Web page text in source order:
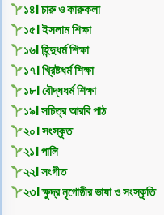
১৪। চারু ও কারুকলা
১৫। ইসলাম শিক্ষা
১৬। হিন্দুধর্ম শিক্ষা
১৭। খ্রিষ্টধর্ম শিক্ষা
১৮। বৌদ্ধধর্ম শিক্ষা
১৯। সচিত্র আরবি পাঠ
২০। সংস্কৃত
২১। পালি
২২। সংগীত
২৩। ক্ষুদ্র নৃগোষ্ঠীর ভাষা ও সংস্কৃতি